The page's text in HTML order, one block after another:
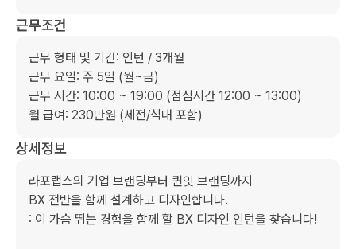
근무조건
근무 형태 및 기간: 인턴 / 3개월
근무 요일: 주 5일 (월~금)
근무 시간: 10:00 ~ 19:00 (점심시간 12:00 ~ 13:00)
월 급여: 230만원 (세전/식대 포함)
상세정보
라포랩스의 기업 브랜딩부터 퀸잇 브랜딩까지
BX 전반을 함께 설계하고 디자인합니다.
: ​이 가슴 뛰는 ​경험을 함께 ​할 BX 디자인 인턴을 ​찾습니다!